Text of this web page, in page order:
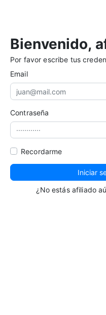
Bienvenido,
Por favor escribe tus
Email
Contraseña
Recordarme
Iniciar
¿No estás afiliado